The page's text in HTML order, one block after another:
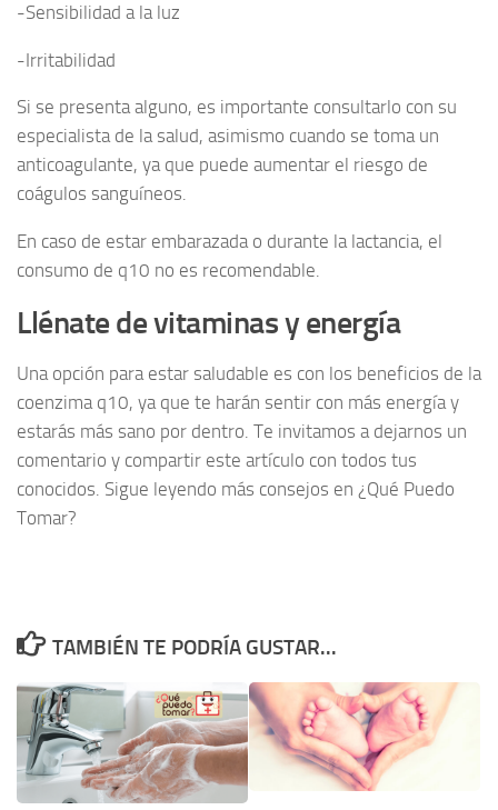
-Sensibilidad a la luz
-Irritabilidad
Si se presenta alguno, es importante consultarlo con su
especialista de la salud, asimismo cuando se toma un
anticoagulante, ya que puede aumentar el riesgo de
coágulos sanguíneos.
En caso de estar embarazada o durante la lactancia, el
consumo de q10 no es recomendable.
Llénate de vitaminas y energía
Una opción para estar saludable es con los beneficios de la
coenzima q10, ya que te harán sentir con más energía y
estarás más sano por dentro. Te invitamos a dejarnos un
comentario y compartir este artículo con todos tus
conocidos. Sigue leyendo más consejos en ¿Qué Puedo
Tomar?
TAMBIÉN TE PODRÍA GUSTAR...